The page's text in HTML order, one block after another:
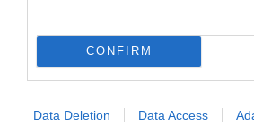
CONFIRM
Data Deletion Data Access
évtizedekig keresték a
amely a tudatos élményt
inkább elfogadott, hogynincs
tudatosság egy dinamikus,